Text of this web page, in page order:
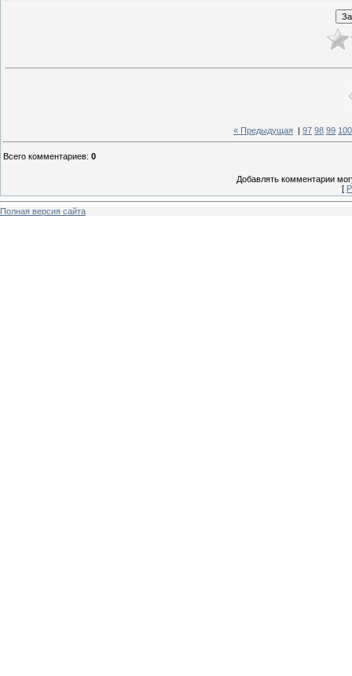
« Предыдущая | 97 98 99 100
Всего комментариев: 0
Добавлять комментарии
[
Полная версия сайта